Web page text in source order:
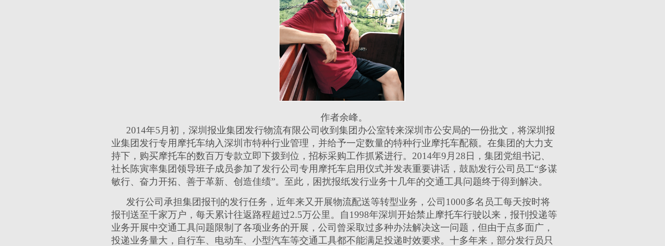
作者余峰。
2014年5月初，深圳报业集团发行物流有限公司收到集团办公室转来深圳市公安局的一份批文，将深圳报
业集团发行专用摩托车纳入深圳市特种行业管理，并给予一定数量的特种行业摩托车配额。在集团的大力支
持下，购买摩托车的数百万专款立即下拨到位，招标采购工作抓紧进行。2014年9月28日，集团党组书记、
社长陈寅率集团领导班子成员参加了发行公司专用摩托车启用仪式并发表重要讲话，鼓励发行公司员工“多谋
敏行、奋力开拓、善于革新、创造佳绩”。至此，困扰报纸发行业务十几年的交通工具问题终于得到解决。
发行公司承担集团报刊的发行任务，近年来又开展物流配送等转型业务，公司1000多名员工每天按时将
报刊送至千家万户，每天累计往返路程超过2.5万公里。自1998年深圳开始禁止摩托车行驶以来，报刊投递等
业务开展中交通工具问题限制了各项业务的开展，公司曾采取过多种办法解决这一问题，但由于点多面广，
投递业务量大，自行车、电动车、小型汽车等交通工具都不能满足投递时效要求。十多年来，部分发行员只